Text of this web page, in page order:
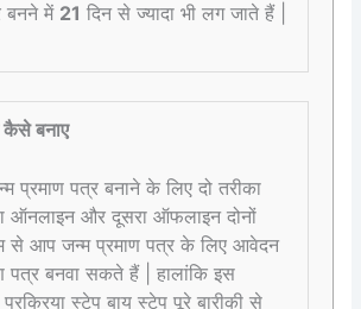
बनने में 21 दिन से ज्यादा भी लग जाते हैं |
कैसे बनाए
प्रमाण पत्र बनाने के लिए दो तरीका
ऑनलाइन और दूसरा ऑफलाइन दोनों
से आप जन्म प्रमाण पत्र के लिए आवेदन
पत्र बनवा सकते हैं | हालांकि इस
स्टेप बाय स्टेप पूरे बारीकी से